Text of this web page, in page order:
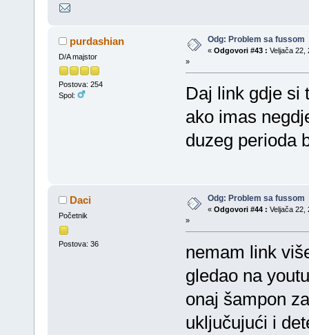
purdashian
D/A majstor
Postova: 254
Spol:
Odg: Problem sa fussom
« Odgovori #43 : Veljača 22,
»
Daj link gdje si
ako imas
duzeg perioda
Daci
Početnik
Postova: 36
Odg: Problem sa fussom
« Odgovori #44 : Veljača 22,
»
nemam link
gledao na
onaj šampon
uključujući i